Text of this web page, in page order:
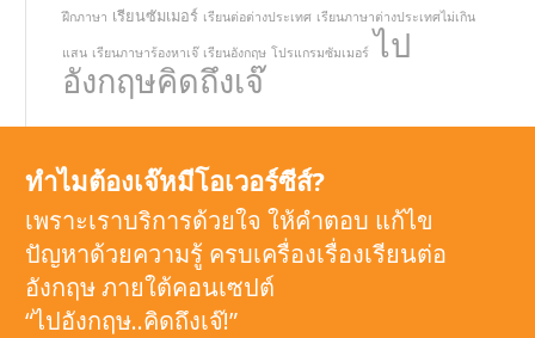
ฝึกภาษา เรียนซัมเมอร์ เรียนต่อต่างประเทศ เรียนภาษาต่างประเทศไม่เกิน
แสน เรียนภาษาร้องหาเจ๊ เรียนอังกฤษ โปรแกรมซัมเมอร์ ไป
อังกฤษคิดถึงเจ๊
ทำไมต้องเจ๊หมีโอเวอร์ซีส์?
เพราะเราบริการด้วยใจ ให้คำตอบ แก้ไข
ปัญหาด้วยความรู้ ครบเครื่องเรื่องเรียนต่อ
อังกฤษ ภายใต้คอนเซปต์
“ไปอังกฤษ..คิดถึงเจ๊!”